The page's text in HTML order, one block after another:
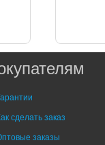
сделать заказ
заказы